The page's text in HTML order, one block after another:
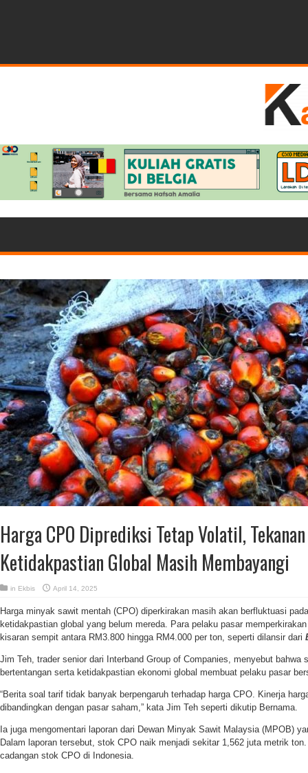
Harga CPO Diprediksi Tetap Volatil,
Ketidakpastian Global Masih Membayangi
in Ekbis April 14, 2025
Harga minyak sawit mentah (CPO) diperkirakan masih akan berfluktuasi
ketidakpastian global yang belum mereda. Para pelaku pasar
kisaran sempit antara RM3.800 hingga RM4.000 per ton, seperti dilansir dari
Jim Teh, trader senior dari Interband Group of Companies, menyebut bahwa
bertentangan serta ketidakpastian ekonomi global membuat pelaku pasar
“Berita soal tarif tidak banyak berpengaruh terhadap harga CPO. Kinerja
dibandingkan dengan pasar saham,” kata Jim Teh seperti dikutip Bernama.
Ia juga mengomentari laporan dari Dewan Minyak Sawit Malaysia (MPOB)
Dalam laporan tersebut, stok CPO naik menjadi sekitar 1,562 juta metrik
cadangan stok CPO di Indonesia.